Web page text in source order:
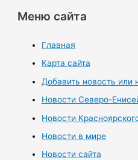
Меню сайта
Главная
Карта сайта
Добавить новость или
Новости Северо-
Новости
Новости в мире
Новости сайта